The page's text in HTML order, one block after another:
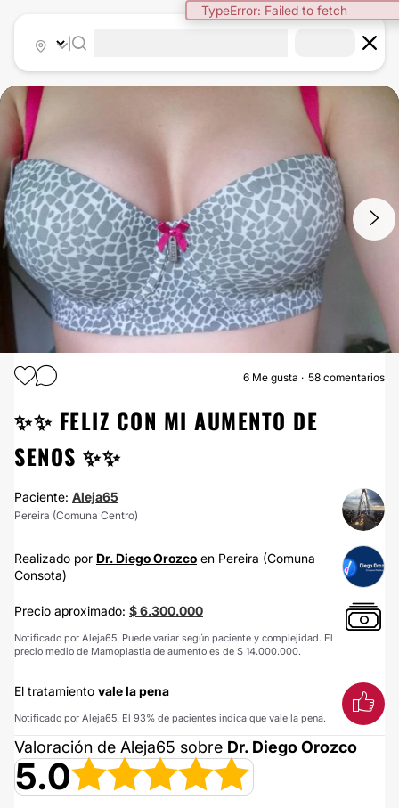
MAMOPLASTIA DE AUMENTO
6 Me gusta 58 comentarios
✨✨ FELIZ CON MI AUMENTO DE
SENOS ✨✨
Paciente: Aleja65
Pereira (Comuna Centro)
Realizado por Dr. Diego Orozco en Pereira (Comuna
Consota)
Precio aproximado: $ 6.300.000
Notificado por Aleja65. Puede variar según paciente y complejidad. El
precio medio de Mamoplastia de aumento es de $ 14.000.000.
El tratamiento vale la pena
Notificado por Aleja65. El 93% de pacientes indica que vale la pena.
Valoración de Aleja65 sobre Dr. Diego Orozco
5.0